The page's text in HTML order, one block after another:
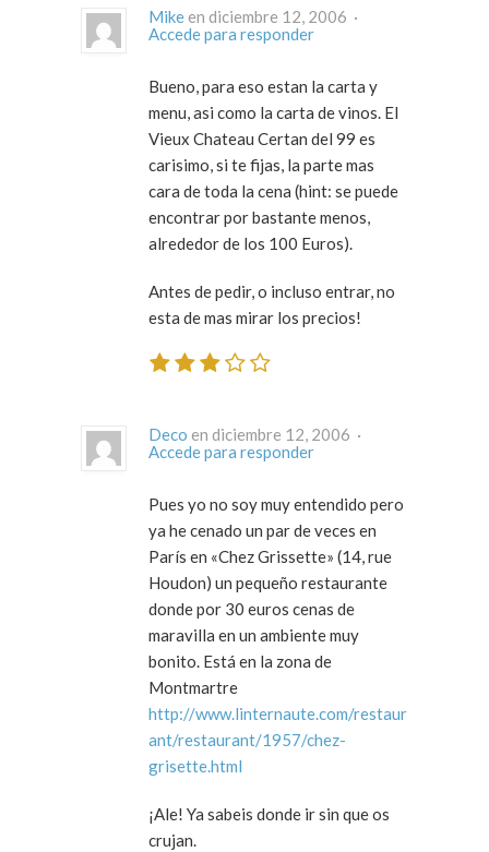
Mike
en diciembre 12, 2006 ·
Accede para responder
Bueno, para eso estan la carta y
menu, asi como la carta de vinos. El
Vieux Chateau Certan del 99 es
carisimo, si te fijas, la parte mas
cara de toda la cena (hint: se puede
encontrar por bastante menos,
alrededor de los 100 Euros).
Antes de pedir, o incluso entrar, no
esta de mas mirar los precios!
Deco
en diciembre 12, 2006 ·
Accede para responder
Pues yo no soy muy entendido pero
ya he cenado un par de veces en
París en «Chez Grissette» (14, rue
Houdon) un pequeño restaurante
donde por 30 euros cenas de
maravilla en un ambiente muy
bonito. Está en la zona de
Montmartre
http://www.linternaute.com/restaur
ant/restaurant/1957/chez-
grisette.html
¡Ale! Ya sabeis donde ir sin que os
crujan.